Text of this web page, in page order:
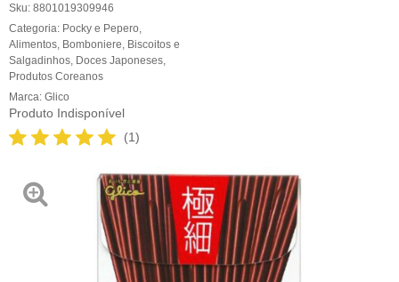
Sku: 8801019309946
Categoria: Pocky e Pepero
Alimentos Bomboniere Biscoitos e
Salgadinhos Doces Japoneses
Produtos Coreanos
Marca: Glico
Produto Indisponível
(1)